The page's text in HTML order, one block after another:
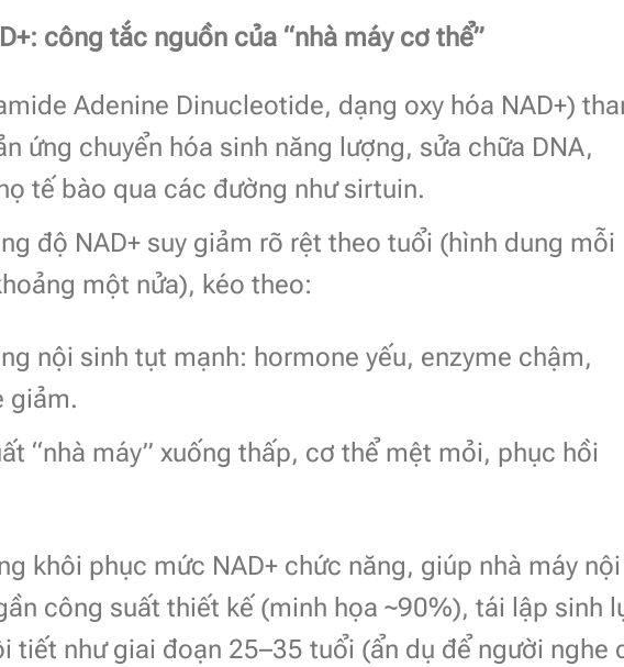
công tắc nguồn của “nhà máy cơ thể”
Adenine Dinucleotide, dạng oxy hóa NAD+)
ứng chuyển hóa sinh năng lượng, sửa chữa DNA,
tế bào qua các đường như sirtuin.
độ NAD+ suy giảm rõ rệt theo tuổi (hình dung mỗi
một nửa), kéo theo:
nội sinh tụt mạnh: hormone yếu, enzyme chậm,
giảm.
“nhà máy” xuống thấp, cơ thể mệt mỏi, phục hồi
khôi phục mức NAD+ chức năng, giúp nhà máy nội
công suất thiết kế (minh họa ~90%), tái lập sinh
tiết như giai đoạn 25–35 tuổi (ẩn dụ để người nghe